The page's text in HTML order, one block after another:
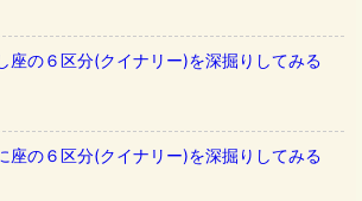
座の６区分(クイナリー)を深掘りしてみる
座の６区分(クイナリー)を深掘りしてみる